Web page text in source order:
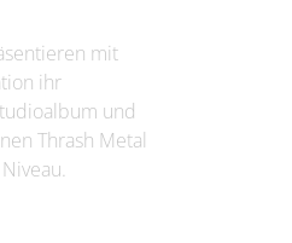
mit
ihr
und
Thrash Metal